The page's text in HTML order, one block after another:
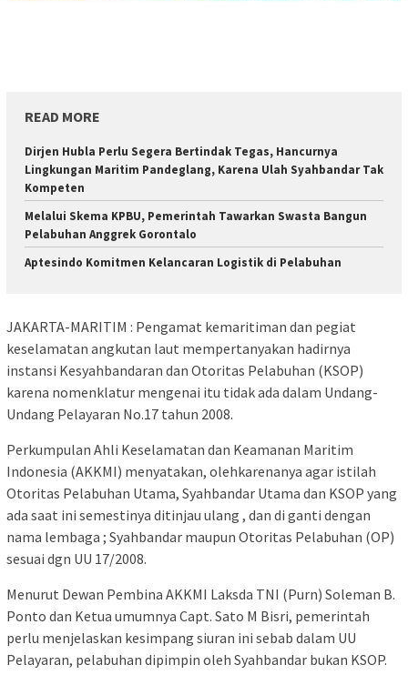
READ MORE
Dirjen Hubla Perlu Segera Bertindak Tegas, Hancurnya
Lingkungan Maritim Pandeglang, Karena Ulah Syahbandar Tak
Kompeten
Melalui Skema KPBU, Pemerintah Tawarkan Swasta Bangun
Pelabuhan Anggrek Gorontalo
Aptesindo Komitmen Kelancaran Logistik di Pelabuhan
JAKARTA-MARITIM : Pengamat kemaritiman dan pegiat
keselamatan angkutan laut mempertanyakan hadirnya
instansi Kesyahbandaran dan Otoritas Pelabuhan (KSOP)
karena nomenklatur mengenai itu tidak ada dalam Undang-
Undang Pelayaran No.17 tahun 2008.
Perkumpulan Ahli Keselamatan dan Keamanan Maritim
Indonesia (AKKMI) menyatakan, olehkarenanya agar istilah
Otoritas Pelabuhan Utama, Syahbandar Utama dan KSOP yang
ada saat ini semestinya ditinjau ulang , dan di ganti dengan
nama lembaga ; Syahbandar maupun Otoritas Pelabuhan (OP)
sesuai dgn UU 17/2008.
Menurut Dewan Pembina AKKMI Laksda TNI (Purn) Soleman B.
Ponto dan Ketua umumnya Capt. Sato M Bisri, pemerintah
perlu menjelaskan kesimpang siuran ini sebab dalam UU
Pelayaran, pelabuhan dipimpin oleh Syahbandar bukan KSOP.